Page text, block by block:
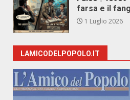
farsa e il
1 Luglio 2026
LAMICODELPOPOLO.IT